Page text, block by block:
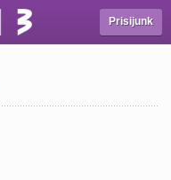
Prisijunk